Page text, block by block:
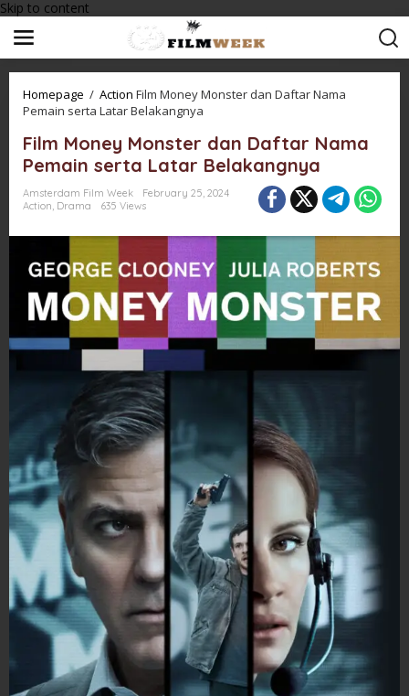
Skip to content
Homepage / Action Film Money Monster dan Daftar Nama
Pemain serta Latar Belakangnya
Film Money Monster dan Daftar Nama
Pemain serta Latar Belakangnya
Amsterdam Film Week
February 25, 2024
Action, Drama 635 Views